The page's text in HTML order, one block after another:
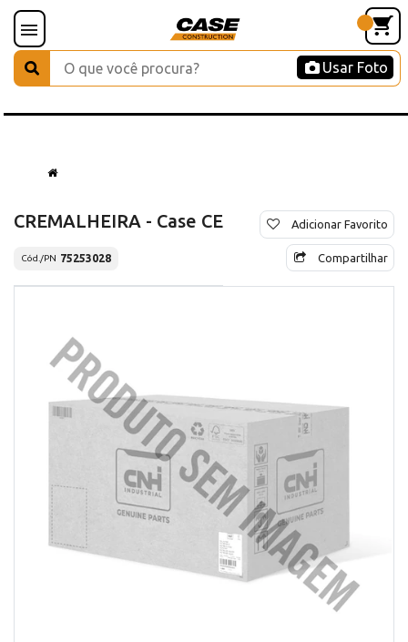
Usar Foto
CREMALHEIRA - Case CE
Cód./PN 75253028
Adicionar Favorito
Compartilhar